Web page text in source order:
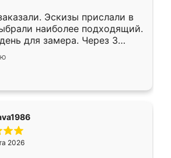
Эскизы прислали в
наиболее подходящий.
для замера. Через 3
уже готова. Остались
Спасибо Ренессанс
работу!
2026